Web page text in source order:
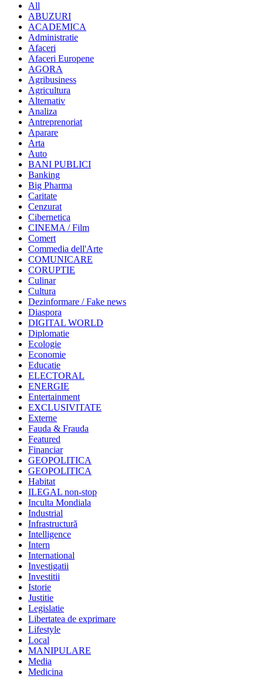
All
ABUZURI
ACADEMICA
Administratie
Afaceri
Afaceri Europene
AGORA
Agribusiness
Agricultura
Alternativ
Analiza
Antreprenoriat
Aparare
Arta
Auto
BANI PUBLICI
Banking
Big Pharma
Caritate
Cenzurat
Cibernetica
CINEMA / Film
Comert
Commedia dell'Arte
COMUNICARE
CORUPTIE
Culinar
Cultura
Dezinformare / Fake news
Diaspora
DIGITAL WORLD
Diplomatie
Ecologie
Economie
Educatie
ELECTORAL
ENERGIE
Entertainment
EXCLUSIVITATE
Externe
Fauda & Frauda
Featured
Financiar
GEOPOLITICA
GEOPOLITICA
Habitat
ILEGAL non-stop
Inculta Mondiala
Industrial
Infrastructură
Intelligence
Intern
International
Investigatii
Investitii
Istorie
Justitie
Legislatie
Libertatea de exprimare
Lifestyle
Local
MANIPULARE
Media
Medicina